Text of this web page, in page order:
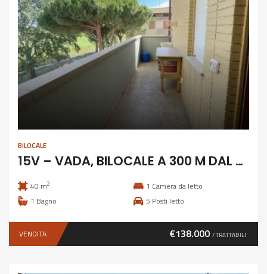
BILOCALE
15V – VADA, BILOCALE A 300 M DAL MARE
40 m2 1 Camera da letto
1 Bagno 5 Posti letto
VENDITA €138.000 / TRATTABILI